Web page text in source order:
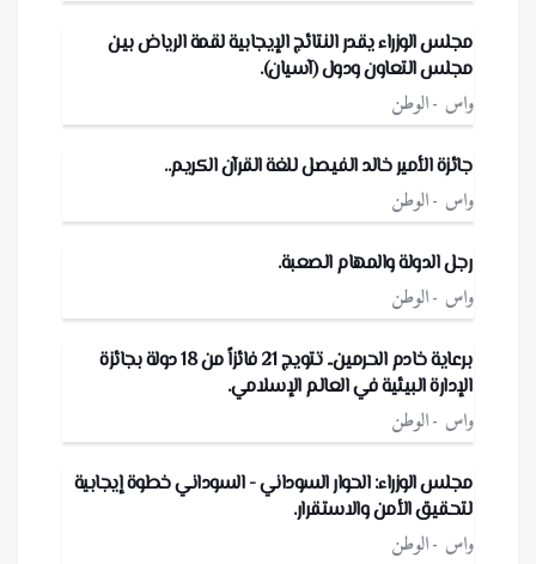
مجلس الوزراء يقدر النتائج الإيجابية لقمة الرياض بين
مجلس التعاون ودول (آسيان).
واس الوطن
جائزة الأمير خالد الفيصل للغة القرآن الكريم..
واس الوطن
رجل الدولة والمهام الصعبة.
واس الوطن
برعاية خادم الحرمين.. تتويج 21 فائزاً من 18 دولة بجائزة
الإدارة البيئية في العالم الإسلامي.
واس الوطن
مجلس الوزراء: الحوار السوداني - السوداني خطوة إيجابية
لتحقيق الأمن والاستقرار.
واس الوطن